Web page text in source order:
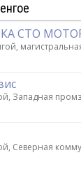
СТО
Западная
Северная